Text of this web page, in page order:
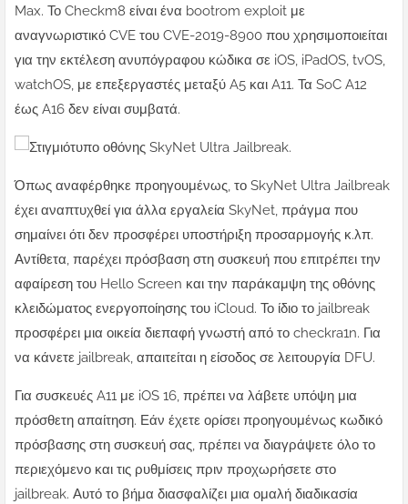
Max. Το Checkm8 είναι ένα bootrom exploit με
αναγνωριστικό CVE του CVE-2019-8900 που χρησιμοποιείται
για την εκτέλεση ανυπόγραφου κώδικα σε iOS, iPadOS, tvOS,
watchOS, με επεξεργαστές μεταξύ A5 και A11. Τα SoC A12
έως A16 δεν είναι συμβατά.
Όπως αναφέρθηκε προηγουμένως, το SkyNet Ultra Jailbreak
έχει αναπτυχθεί για άλλα εργαλεία SkyNet, πράγμα που
σημαίνει ότι δεν προσφέρει υποστήριξη προσαρμογής κ.λπ.
Αντίθετα, παρέχει πρόσβαση στη συσκευή που επιτρέπει την
αφαίρεση του Hello Screen και την παράκαμψη της οθόνης
κλειδώματος ενεργοποίησης του iCloud. Το ίδιο το jailbreak
προσφέρει μια οικεία διεπαφή γνωστή από το checkra1n. Για
να κάνετε jailbreak, απαιτείται η είσοδος σε λειτουργία DFU.
Για συσκευές A11 με iOS 16, πρέπει να λάβετε υπόψη μια
πρόσθετη απαίτηση. Εάν έχετε ορίσει προηγουμένως κωδικό
πρόσβασης στη συσκευή σας, πρέπει να διαγράψετε όλο το
περιεχόμενο και τις ρυθμίσεις πριν προχωρήσετε στο
jailbreak. Αυτό το βήμα διασφαλίζει μια ομαλή διαδικασία